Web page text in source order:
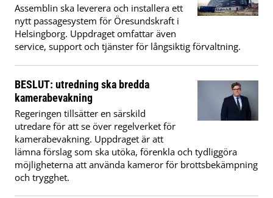
Assemblin ska leverera och installera ett
nytt passagesystem för Öresundskraft i
Helsingborg. Uppdraget omfattar även
service, support och tjänster för långsiktig förvaltning.
BESLUT: utredning ska bredda
kamerabevakning
Regeringen tillsätter en särskild
utredare för att se över regelverket för
kamerabevakning. Uppdraget är att
lämna förslag som ska utöka, förenkla och tydliggöra
möjligheterna att använda kameror för brottsbekämpning
och trygghet.